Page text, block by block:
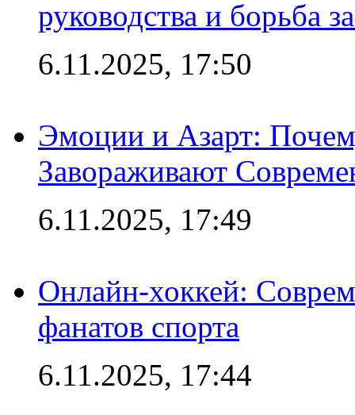
руководства и борьба
6.11.2025, 17:50
Эмоции и Азарт:
Завораживают
6.11.2025, 17:49
Онлайн-хоккей:
фанатов спорта
6.11.2025, 17:44